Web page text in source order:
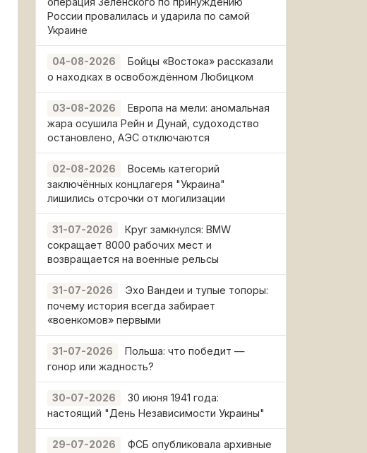
России провалилась и ударила по самой
Украине
04-08-2026
Бойцы «Востока» рассказали
о находках в освобождённом Любицком
03-08-2026
Европа на мели: аномальная
жара осушила Рейн и Дунай, судоходство
остановлено, АЭС отключаются
02-08-2026
Восемь категорий
заключённых концлагеря "Украина"
лишились отсрочки от могилизации
31-07-2026
Круг замкнулся: BMW
сокращает 8000 рабочих мест и
возвращается на военные рельсы
31-07-2026
Эхо Вандеи и тупые топоры:
почему история всегда забирает
«военкомов» первыми
31-07-2026
Польша: что победит —
гонор или жадность?
30-07-2026
30 июня 1941 года:
настоящий "День Независимости Украины"
29-07-2026
ФСБ опубликовала архивные